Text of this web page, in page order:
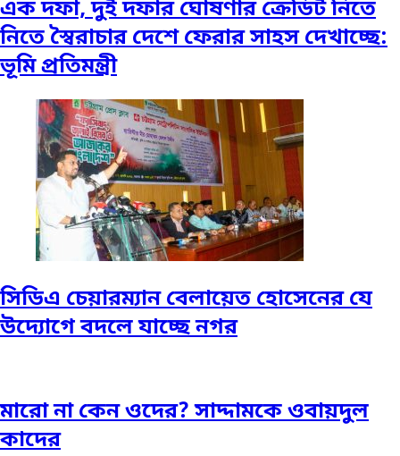
এক দফা, দুই দফার ঘোষণার ক্রেডিট নিতে
নিতে স্বৈরাচার দেশে ফেরার সাহস দেখাচ্ছে:
ভূমি প্রতিমন্ত্রী
সিডিএ চেয়ারম্যান বেলায়েত হোসেনের যে
উদ্যোগে বদলে যাচ্ছে নগর
মারো না কেন ওদের? সাদ্দামকে ওবায়দুল
কাদের